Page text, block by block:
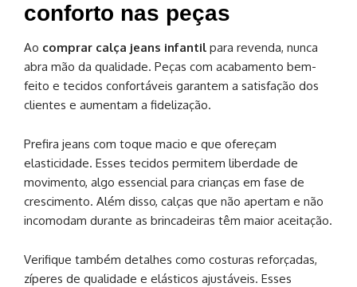
conforto nas peças
Ao comprar calça jeans infantil para revenda, nunca
abra mão da qualidade. Peças com acabamento bem-
feito e tecidos confortáveis garantem a satisfação dos
clientes e aumentam a fidelização.
Prefira jeans com toque macio e que ofereçam
elasticidade. Esses tecidos permitem liberdade de
movimento, algo essencial para crianças em fase de
crescimento. Além disso, calças que não apertam e não
incomodam durante as brincadeiras têm maior aceitação.
Verifique também detalhes como costuras reforçadas,
zíperes de qualidade e elásticos ajustáveis. Esses